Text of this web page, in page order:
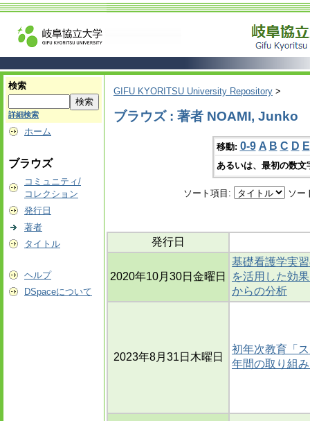
検索
詳細検索
ホーム
ブラウズ
コミュニティ/
コレクション
発行日
著者
タイトル
ヘルプ
DSpaceについて
GIFU KYORITSU University Repository >
ブラウズ : 著者 NOAMI, Junko
移動: 0-9 A B C D E
あるいは、最初の数
ソート項目: ソー
発行日
2020年10月30日金曜日
基礎看護学実
を活用した効
からの分析
2023年8月31日木曜日
初年次教育「
年間の取り組